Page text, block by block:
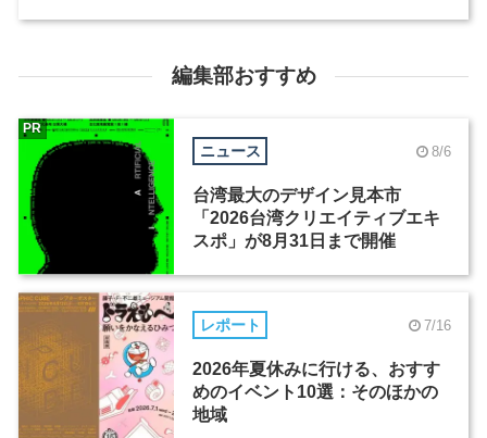
編集部おすすめ
ニュース 8/6
台湾最大のデザイン見本市
「2026台湾クリエイティブエキ
スポ」が8月31日まで開催
PR
レポート 7/16
2026年夏休みに行ける、おすす
めのイベント10選：そのほかの
地域